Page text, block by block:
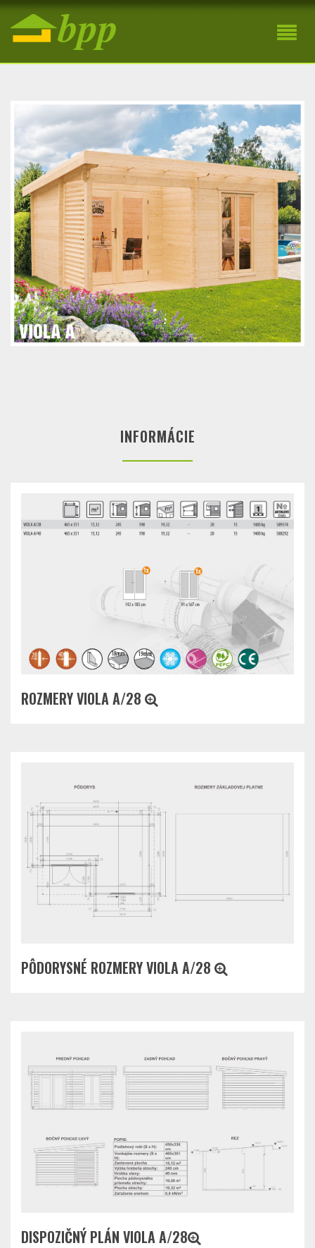
Záhradná drevená chatka Viola A
INFORMÁCIE
ROZMERY VIOLA A/28
PÔDORYSNÉ ROZMERY VIOLA A/28
DISPOZIČNÝ PLÁN VIOLA A/28